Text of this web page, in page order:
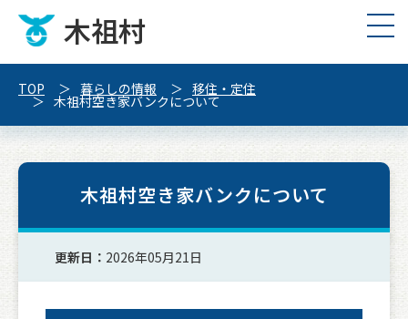
木祖村
TOP 暮らしの情報 移住・定住
木祖村空き家バンクについて
木祖村空き家バンクについて
更新日： 2026年05月21日